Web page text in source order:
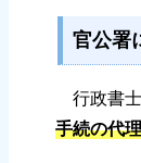
官公署
行政書士
手続の代